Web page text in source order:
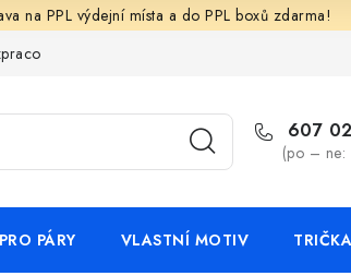
na PPL výdejní místa a do PPL boxů zdarma!
ochrany osobních údajů
607
(po –
PRO PÁRY VLASTNÍ MOTIV TRIČKA